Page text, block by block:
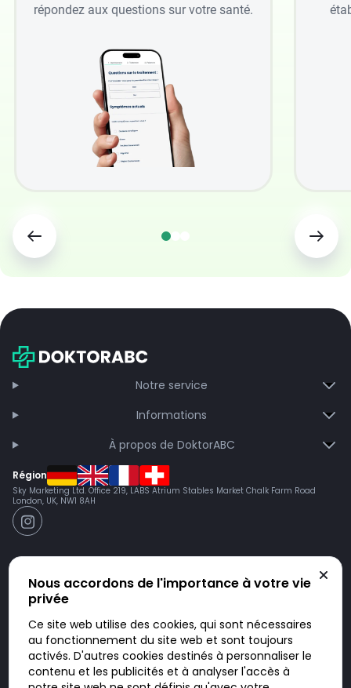
répondez aux questions sur votre santé.
Notre service
Informations
À propos de DoktorABC
Région
Sky Marketing Ltd. Office 219, LABS Atrium Stables Market Chalk Farm Road
London, UK, NW1 8AH
Doktorabc.com est une plateforme de mise en relation et n’est pas une
pharmacie en ligne. Nous ne vendons ni ne livrons de médicaments ou
Nous accordons de l'importance à votre vie
privée
Ce site web utilise des cookies, qui sont nécessaires
au fonctionnement du site web et sont toujours
activés. D'autres cookies destinés à personnaliser le
contenu et les publicités et à analyser l'accès à